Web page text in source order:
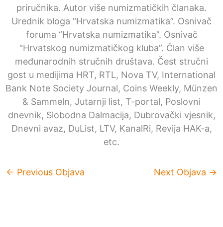
priručnika. Autor više numizmatičkih članaka.
Urednik bloga “Hrvatska numizmatika”. Osnivač
foruma “Hrvatska numizmatika”. Osnivač
“Hrvatskog numizmatičkog kluba”. Član više
međunarodnih stručnih društava. Čest stručni
gost u medijima HRT, RTL, Nova TV, International
Bank Note Society Journal, Coins Weekly, Münzen
& Sammeln, Jutarnji list, T-portal, Poslovni
dnevnik, Slobodna Dalmacija, Dubrovački vjesnik,
Dnevni avaz, DuList, LTV, KanalRi, Revija HAK-a,
etc.
← Previous Objava Next Objava →